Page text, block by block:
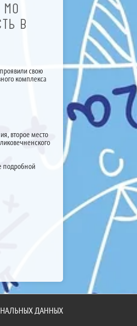
МО
В
свою
комплекса
второе место
подробной
ДАННЫХ